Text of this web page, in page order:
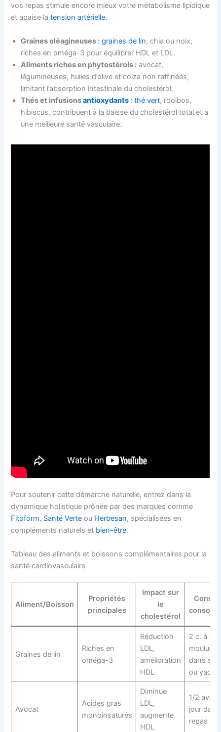
vos repas stimule encore mieux votre métabolisme lipidique
et apaise latension artérielle.
Graines oléagineuses : graines de lin, chia ou noix,
riches en oméga-3 pour équilibrer HDL et LDL.
Aliments riches en phytostérols : avocat,
légumineuses, huiles d’olive et colza non raffinées,
limitant l’absorption intestinale du cholestérol.
Thés et infusionsantioxydants : thé vert, rooibos,
hibiscus, contribuent à la baisse du cholestérol total et à
une meilleure santé vasculaire.
Pour soutenir cette démarche naturelle, entrez dans la
dynamique holistique prônée par des marques comme
Fitoform, Santé Verte ou Herbesan, spécialisées en
compléments naturels et bien-être.
Tableau des aliments et boissons complémentaires pour la
santé cardiovasculaire
Aliment/Boisson
Propriétés
principales
Impact sur
le
cholestérol
Graines de lin
Riches en
oméga-3
Réduction
LDL,
amélioration
HDL
2 c. à
moulues/
dans
ou
Avocat
Acides gras
monoinsaturés
Diminue
LDL,
augmente
HDL
1/2
jour
repas